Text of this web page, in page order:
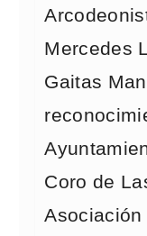
Mercedes
Gaitas
Coro de
Asociación